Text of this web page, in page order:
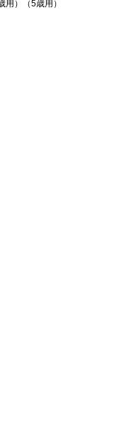
用）（5歳用）